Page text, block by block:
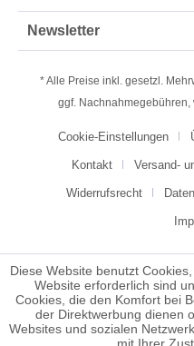
Newsletter
* Alle Preise inkl. gesetzl.
ggf.
Cookie-Einstellungen
Kontakt Versand-
Widerrufsrecht
Diese Website benutzt
Website erforderlich sind
Cookies, die den Komfort bei
der Direktwerbung dienen
Websites und sozialen